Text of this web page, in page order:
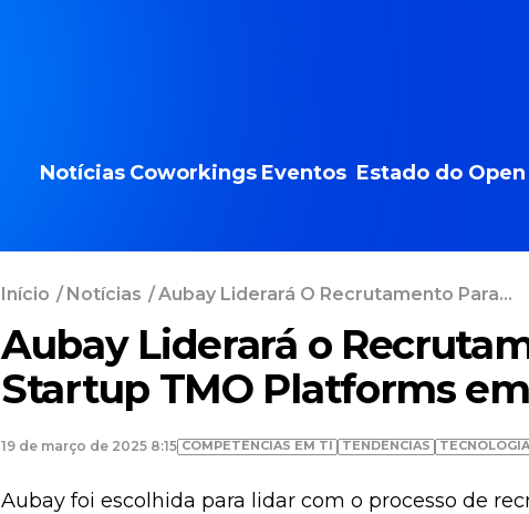
Notícias Coworkings Eventos Estado do
Início /Notícias /Aubay Liderará O Recrutamento Para...
Aubay Liderará o
Startup TMO Platforms
19 de março de 2025 8:15 COMPETÊNCIAS EM TI TENDÊNCIAS TECNOLOGIA
Aubay foi escolhida para lidar com o processo de